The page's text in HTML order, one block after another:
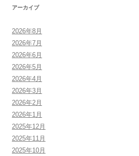
アーカイブ
2026年8月
2026年7月
2026年6月
2026年5月
2026年4月
2026年3月
2026年2月
2026年1月
2025年12月
2025年11月
2025年10月